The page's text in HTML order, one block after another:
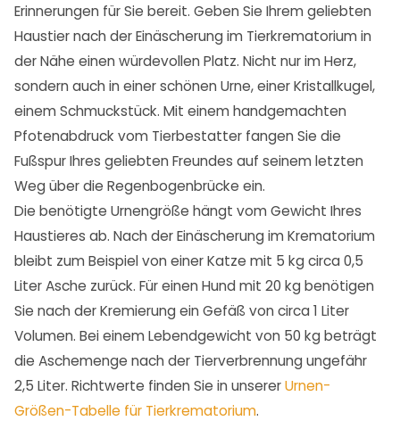
Erinnerungen für Sie bereit. Geben Sie Ihrem geliebten
Haustier nach der Einäscherung im Tierkrematorium in
der Nähe einen würdevollen Platz. Nicht nur im Herz,
sondern auch in einer schönen Urne, einer Kristallkugel,
einem Schmuckstück. Mit einem handgemachten
Pfotenabdruck vom Tierbestatter fangen Sie die
Fußspur Ihres geliebten Freundes auf seinem letzten
Weg über die Regenbogenbrücke ein.
Die benötigte Urnengröße hängt vom Gewicht Ihres
Haustieres ab. Nach der Einäscherung im Krematorium
bleibt zum Beispiel von einer Katze mit 5 kg circa 0,5
Liter Asche zurück. Für einen Hund mit 20 kg benötigen
Sie nach der Kremierung ein Gefäß von circa 1 Liter
Volumen. Bei einem Lebendgewicht von 50 kg beträgt
die Aschemenge nach der Tierverbrennung ungefähr
2,5 Liter. Richtwerte finden Sie in unsererUrnen-
Größen-Tabelle für Tierkrematorium.